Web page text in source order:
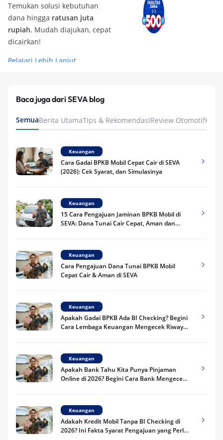
Temukan solusi kebutuhan
dana hingga ratusan juta
rupiah. Mudah diajukan, cepat
dicairkan!
Pelajari Lebih Lanjut
Baca juga dari SEVA blog
SemuaBerita UtamaTips & RekomendasiReview Otomotif
Keuangan
Cara Gadai BPKB Mobil Cepat Cair di SEVA
(2026): Cek Syarat, dan Simulasinya
Keuangan
15 Cara Pengajuan Jaminan BPKB Mobil di
SEVA: Dana Tunai Cair Cepat, Aman dan
Keuangan
Cara Pengajuan Dana Tunai BPKB Mobil
Cepat Cair & Aman di SEVA
Keuangan
Apakah Gadai BPKB Ada BI Checking? Begini
Cara Lembaga Keuangan Mengecek Riwayat
Keuangan
Apakah Bank Tahu Kita Punya Pinjaman
Online di 2026? Begini Cara Bank Mengecek
Keuangan
Adakah Kredit Mobil Tanpa BI Checking di
2026? Ini Fakta Syarat Pengajuan yang Perlu